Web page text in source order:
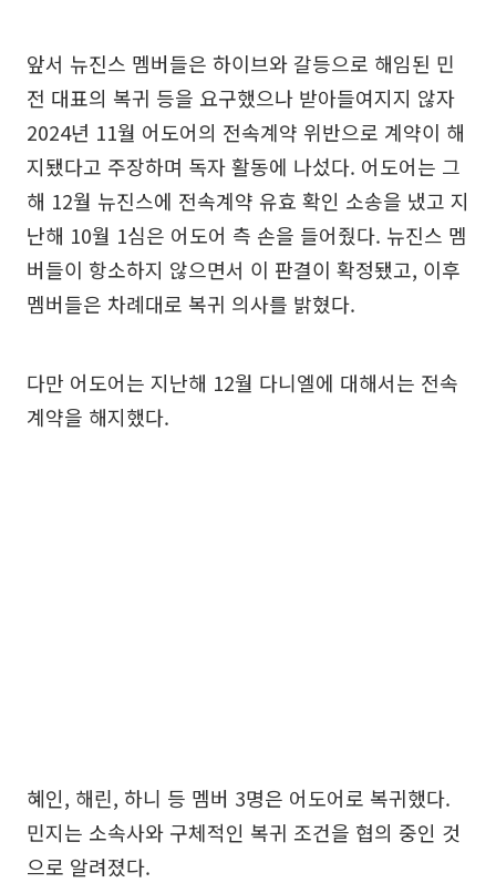
앞서 뉴진스 멤버들은 하이브와 갈등으로 해임된 민
전 대표의 복귀 등을 요구했으나 받아들여지지 않자
2024년 11월 어도어의 전속계약 위반으로 계약이 해
지됐다고 주장하며 독자 활동에 나섰다. 어도어는 그
해 12월 뉴진스에 전속계약 유효 확인 소송을 냈고 지
난해 10월 1심은 어도어 측 손을 들어줬다. 뉴진스 멤
버들이 항소하지 않으면서 이 판결이 확정됐고, 이후
멤버들은 차례대로 복귀 의사를 밝혔다.
다만 어도어는 지난해 12월 다니엘에 대해서는 전속
계약을 해지했다.
혜인, 해린, 하니 등 멤버 3명은 어도어로 복귀했다.
민지는 소속사와 구체적인 복귀 조건을 협의 중인 것
으로 알려졌다.